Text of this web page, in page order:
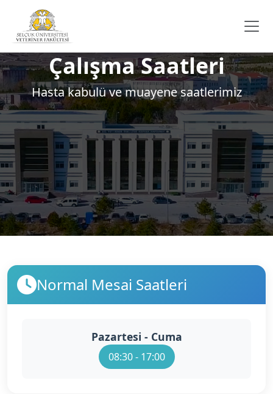
Çalışma Saatleri
Hasta kabulü ve muayene saatlerimiz
Normal Mesai Saatleri
Pazartesi - Cuma
08:30 - 17:00